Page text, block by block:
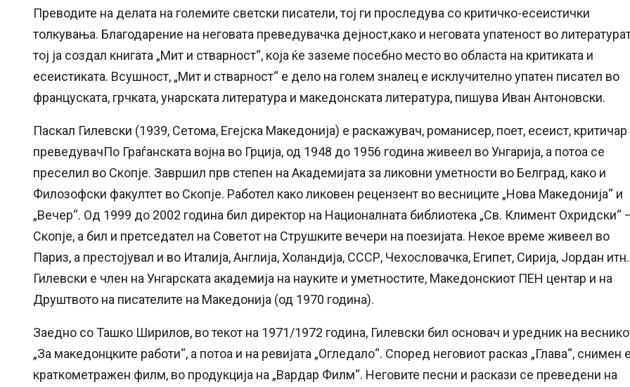
Преводите на делата на големите светски писатели, тој ги проследува со критичко-есеистички
толкувања. Благодарение на неговата преведувачка дејност,како и неговата упатеност во
тој ја создал книгата „Мит и стварност“, која ќе заземе посебно место во областа на критиката и
есеистиката. Всушност, „Мит и стварност“ е дело на голем зналец е исклучително упатен писател во
француската, грчката, унарската литература и македонската литература, пишува Иван Антоновски.
Паскал Гилевски (1939, Сетома, Егејска Македонија) е раскажувач, романисер, поет, есеист, критичар
преведувачПо Граѓанската војна во Грција, од 1948 до 1956 година живеел во Унгарија, а потоа се
преселил во Скопје. Завршил прв степен на Академијата за ликовни уметности во Белград, како и
Филозофски факултет во Скопје. Работел како ликовен рецензент во весниците „Нова Македонија“ и
„Вечер“. Од 1999 до 2002 година бил директор на Националната библиотека „Св. Климент Охридски“
Скопје, а бил и претседател на Советот на Струшките вечери на поезијата. Некое време живеел во
Париз, а престојувал и во Италија, Англија, Холандија, СССР, Чехословачка, Египет, Сирија, Јордан итн.
Гилевски е член на Унгарската академија на науките и уметностите, Македонскиот ПЕН центар и на
Друштвото на писателите на Македонија (од 1970 година).
Заедно со Ташко Ширилов, во текот на 1971/1972 година, Гилевски бил основач и уредник на
„За македонцките работи“, а потоа и на ревијата „Огледало“. Според неговиот расказ „Глава“, снимен е
краткометражен филм, во продукција на „Вардар Филм“. Неговите песни и раскази се преведени на